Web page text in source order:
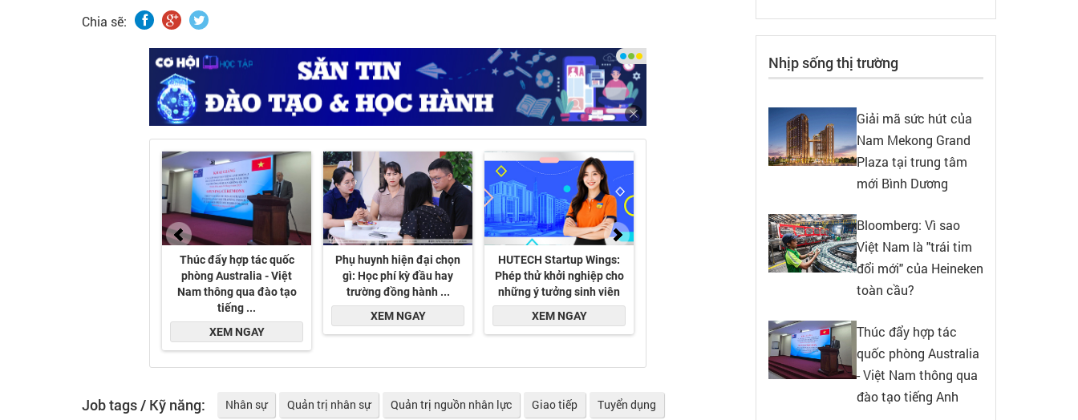
Chia sẽ:
Job tags / Kỹ năng: Nhân sự Quản trị nhân sự Quản trị nguồn nhân lực Giao tiếp Tuyển dụng
Nhịp sống thị trường
Giải mã sức hút của
Nam Mekong Grand
Plaza tại trung tâm
mới Bình Dương
Bloomberg: Vì sao
Việt Nam là "trái tim
đổi mới" của Heineken
toàn cầu?
Thúc đẩy hợp tác
quốc phòng Australia
- Việt Nam thông qua
đào tạo tiếng Anh